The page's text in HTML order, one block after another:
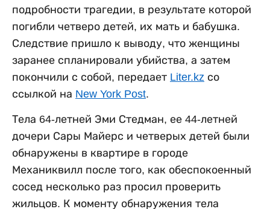
подробности трагедии, в результате которой
погибли четверо детей, их мать и бабушка.
Следствие пришло к выводу, что женщины
заранее спланировали убийства, а затем
покончили с собой, передает Liter.kz со
ссылкой на New York Post.
Тела 64-летней Эми Стедман, ее 44-летней
дочери Сары Майерс и четверых детей были
обнаружены в квартире в городе
Механиквилл после того, как обеспокоенный
сосед несколько раз просил проверить
жильцов. К моменту обнаружения тела